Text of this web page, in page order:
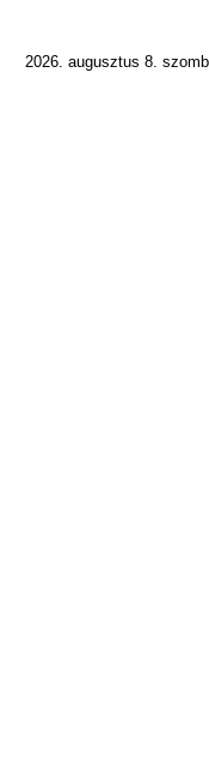
2026. augusztus 8.